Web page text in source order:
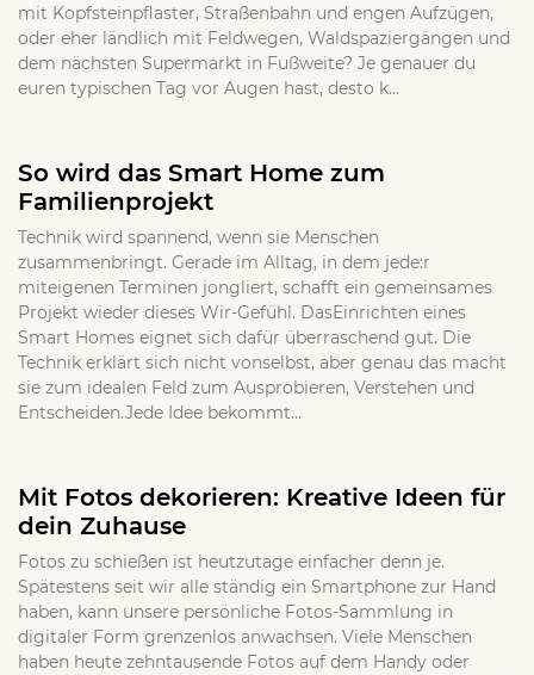
mit Kopfsteinpflaster, Straßenbahn und engen Aufzügen,
oder eher ländlich mit Feldwegen, Waldspaziergängen und
dem nächsten Supermarkt in Fußweite? Je genauer du
euren typischen Tag vor Augen hast, desto k...
So wird das Smart Home zum
Familienprojekt
Technik wird spannend, wenn sie Menschen
zusammenbringt. Gerade im Alltag, in dem jede:r
miteigenen Terminen jongliert, schafft ein gemeinsames
Projekt wieder dieses Wir-Gefühl. DasEinrichten eines
Smart Homes eignet sich dafür überraschend gut. Die
Technik erklärt sich nicht vonselbst, aber genau das macht
sie zum idealen Feld zum Ausprobieren, Verstehen und
Entscheiden.Jede Idee bekommt...
Mit Fotos dekorieren: Kreative Ideen für
dein Zuhause
Fotos zu schießen ist heutzutage einfacher denn je.
Spätestens seit wir alle ständig ein Smartphone zur Hand
haben, kann unsere persönliche Fotos-Sammlung in
digitaler Form grenzenlos anwachsen. Viele Menschen
haben heute zehntausende Fotos auf dem Handy oder